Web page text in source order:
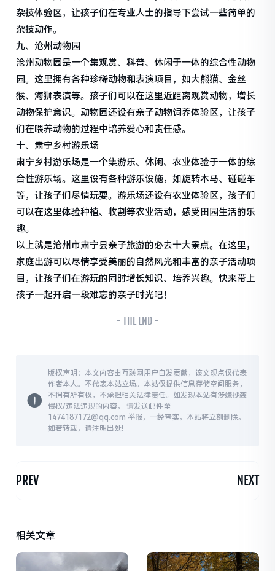
杂技体验区，让孩子们在专业人士的指导下尝试一些简单的
杂技动作。
九、沧州动物园
沧州动物园是一个集观赏、科普、休闲于一体的综合性动物
园。这里拥有各种珍稀动物和表演项目，如大熊猫、金丝
猴、海狮表演等。孩子们可以在这里近距离观赏动物，增长
动物保护意识。动物园还设有亲子动物饲养体验区，让孩子
们在喂养动物的过程中培养爱心和责任感。
十、肃宁乡村游乐场
肃宁乡村游乐场是一个集游乐、休闲、农业体验于一体的综
合性游乐场。这里设有各种游乐设施，如旋转木马、碰碰车
等，让孩子们尽情玩耍。游乐场还设有农业体验区，孩子们
可以在这里体验种植、收割等农业活动，感受田园生活的乐
趣。
以上就是沧州市肃宁县亲子旅游的必去十大景点。在这里，
家庭出游可以尽情享受美丽的自然风光和丰富的亲子活动项
目，让孩子们在游玩的同时增长知识、培养兴趣。快来带上
孩子一起开启一段难忘的亲子时光吧！
- THE END -
版权声明：本文内容由互联网用户自发贡献，该文观点仅代表
作者本人。不代表本站立场。本站仅提供信息存储空间服务，
不拥有所有权，不承担相关法律责任。如发现本站有涉嫌抄袭
侵权/违法违规的内容， 请发送邮件至
1474187172@qq.com 举报，一经查实，本站将立刻删除。
如若转载，请注明出处!
PREV NEXT
相关文章